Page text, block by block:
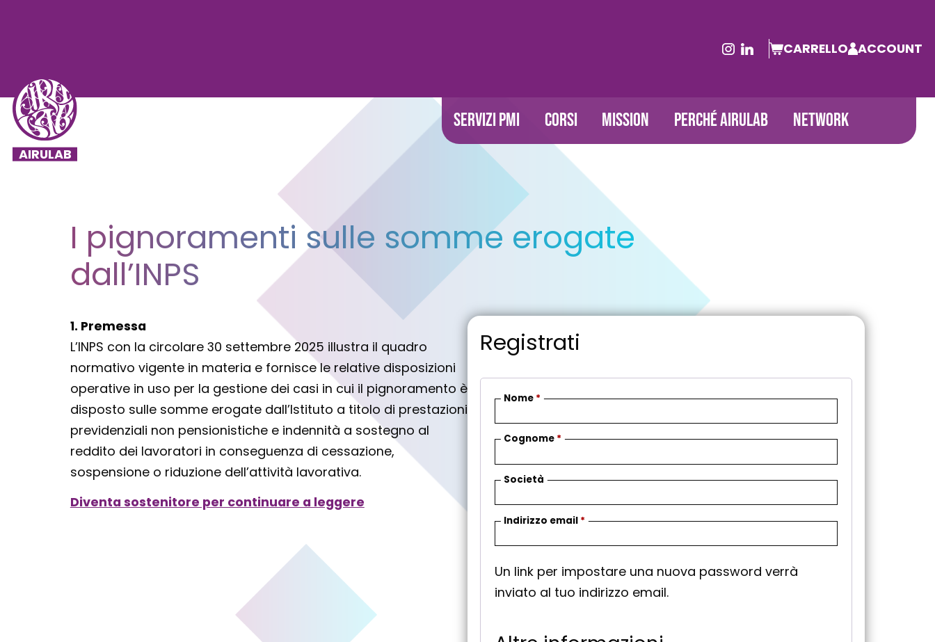
CARRELLO ACCOUNT
SERVIZI PMI CORSI MISSION PERCHÉ AIRULAB NETWORK
I pignoramenti sulle somme erogate
dall’INPS
1. Premessa
L’INPS con la circolare 30 settembre 2025 illustra il quadro
normativo vigente in materia e fornisce le relative disposizioni
operative in uso per la gestione dei casi in cui il pignoramento è
disposto sulle somme erogate dall’Istituto a titolo di prestazioni
previdenziali non pensionistiche e indennità a sostegno al
reddito dei lavoratori in conseguenza di cessazione,
sospensione o riduzione dell’attività lavorativa.
Diventa sostenitore per continuare a leggere
Registrati
Nome *
Cognome *
Società
Indirizzo email * R
h
i
Un link per impostare una nuova password verrà
inviato al tuo indirizzo email.